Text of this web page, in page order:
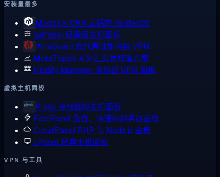
安装量最多
MikroTik CHR 云端的 RouterOS
aaPanel轻量级主机面板
WireGuard 现代高性能内核 VPN
MetaTrader 4 外汇交易标准方案
Hiddify Manager 多协议 VPN 面板
虚拟主机面板
Plesk 全栈虚拟主机面板
FastPanel 免费、快速的服务器面板
CloudPanel PHP 与 Node.js 面板
cPanel经典主机面板
VPN 与工具